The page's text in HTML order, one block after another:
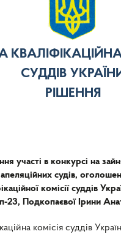
СУДДІВ
РІШЕННЯ
участі в конкурсі на
судів,
комісії суддів
Подкопаєвої Ірини
комісія суддів